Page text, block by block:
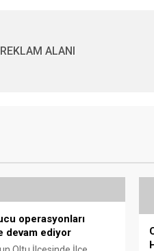
REKLAM ALANI
operasyonları
devam ediyor